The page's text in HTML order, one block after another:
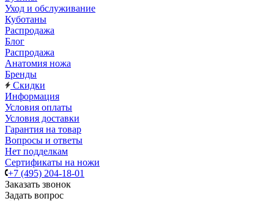
Уход и обслуживание
Куботаны
Распродажа
Блог
Распродажа
Анатомия ножа
Бренды
Скидки
Информация
Условия оплаты
Условия доставки
Гарантия на товар
Вопросы и ответы
Нет подделкам
Сертификаты на ножи
+7 (495) 204-18-01
Заказать звонок
Задать вопрос